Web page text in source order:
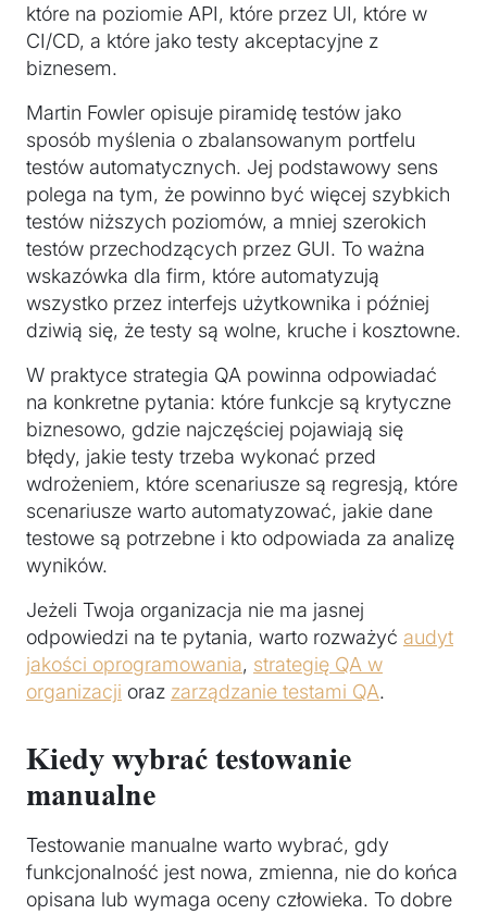
które na poziomie API, które przez UI, które w
CI/CD, a które jako testy akceptacyjne z
biznesem.
Martin Fowler opisuje piramidę testów jako
sposób myślenia o zbalansowanym portfelu
testów automatycznych. Jej podstawowy sens
polega na tym, że powinno być więcej szybkich
testów niższych poziomów, a mniej szerokich
testów przechodzących przez GUI. To ważna
wskazówka dla firm, które automatyzują
wszystko przez interfejs użytkownika i później
dziwią się, że testy są wolne, kruche i kosztowne.
W praktyce strategia QA powinna odpowiadać
na konkretne pytania: które funkcje są krytyczne
biznesowo, gdzie najczęściej pojawiają się
błędy, jakie testy trzeba wykonać przed
wdrożeniem, które scenariusze są regresją, które
scenariusze warto automatyzować, jakie dane
testowe są potrzebne i kto odpowiada za analizę
wyników.
Jeżeli Twoja organizacja nie ma jasnej
odpowiedzi na te pytania, warto rozważyć audyt
jakości oprogramowania, strategię QA w
organizacji oraz zarządzanie testami QA.
Kiedy wybrać testowanie
manualne
Testowanie manualne warto wybrać, gdy
funkcjonalność jest nowa, zmienna, nie do końca
opisana lub wymaga oceny człowieka. To dobre